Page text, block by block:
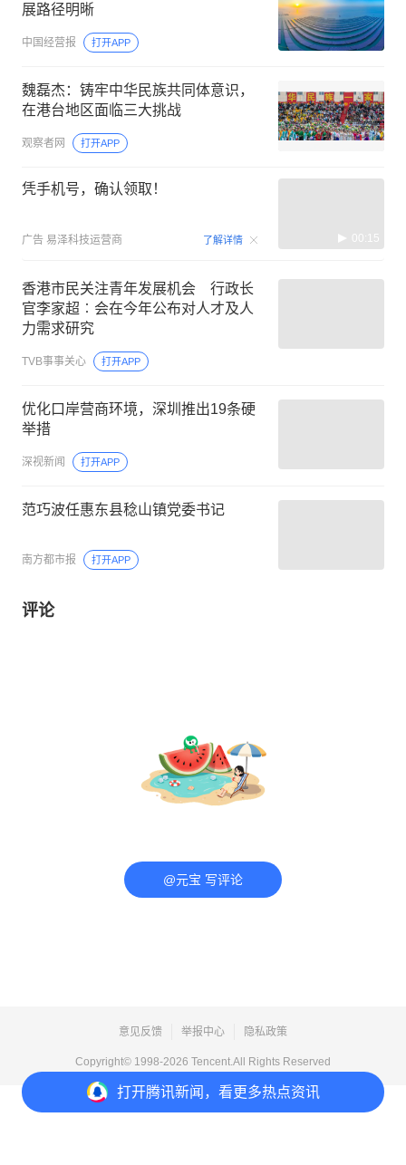
打开腾讯新闻，看更多热点资讯
展路径明晰
中国经营报 打开APP
魏磊杰：铸牢中华民族共同体意识，
在港台地区面临三大挑战
观察者网 打开APP
凭手机号，确认领取！
广告 易泽科技运营商 了解详情 00:15
香港市民关注青年发展机会 行政长
官李家超︰会在今年公布对人才及人
力需求研究
TVB事事关心 打开APP
优化口岸营商环境，深圳推出19条硬
举措
深视新闻 打开APP
范巧波任惠东县稔山镇党委书记
南方都市报 打开APP
评论
@元宝 写评论
意见反馈 举报中心 隐私政策
Copyright© 1998-2026 Tencent.All Rights Reserved